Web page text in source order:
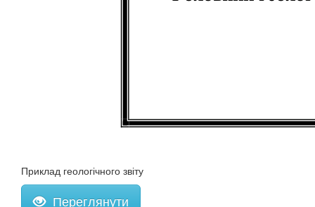
Приклад геологічного звіту
Переглянути